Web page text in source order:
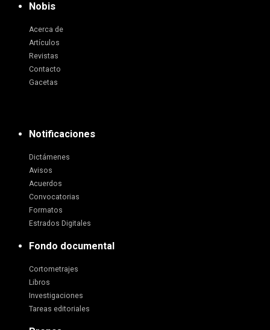
Nobis
Acerca de
Artículos
Revistas
Contacto
Gacetas
Notificaciones
Dictámenes
Avisos
Acuerdos
Convocatorias
Formatos
Estrados Digitales
Fondo documental
Cortometrajes
Libros
Investigaciones
Tareas editoriales